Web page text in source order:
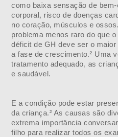
como baixa sensação de
corporal, risco de doenças
no coração, músculos e
problema menos raro do que
déficit de GH deve ser o
a fase de crescimento.² Uma
tratamento adequado, as
e saudável.
E a condição pode estar
da criança.² As causas são
extrema importância
filho para realizar todos os